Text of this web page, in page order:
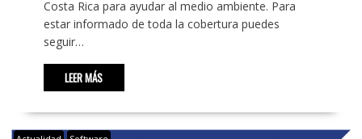
Costa Rica para ayudar al medio ambiente. Para
estar informado de toda la cobertura puedes
seguir…
LEER MÁS